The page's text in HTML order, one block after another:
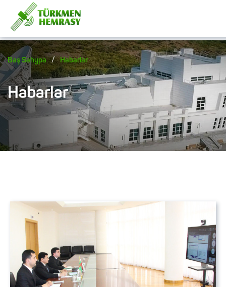
Baş Sahypa / Habarlar
Habarlar